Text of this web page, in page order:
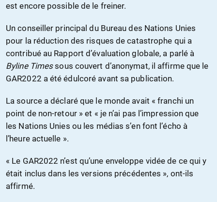
est encore possible de le freiner.
Un conseiller principal du Bureau des Nations Unies
pour la réduction des risques de catastrophe qui a
contribué au Rapport d’évaluation globale, a parlé à
Byline Timessous couvert d’anonymat, il affirme que le
GAR2022 a été édulcoré avant sa publication.
La source a déclaré que le monde avait « franchi un
point de non-retour » et « je n’ai pas l’impression que
les Nations Unies ou les médias s’en font l’écho à
l’heure actuelle ».
« Le GAR2022 n’est qu’une enveloppe vidée de ce qui y
était inclus dans les versions précédentes », ont-ils
affirmé.